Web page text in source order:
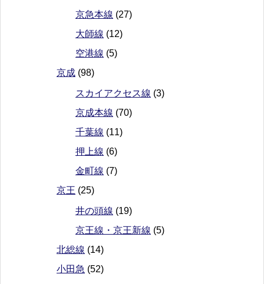
京急本線 (27)
大師線 (12)
空港線 (5)
京成 (98)
スカイアクセス線 (3)
京成本線 (70)
千葉線 (11)
押上線 (6)
金町線 (7)
京王 (25)
井の頭線 (19)
京王線・京王新線 (5)
北総線 (14)
小田急 (52)